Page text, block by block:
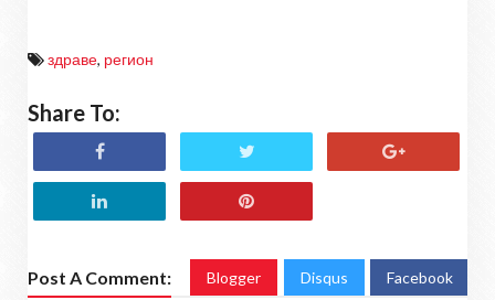
здраве, регион
Share To:
Post A Comment: Blogger Disqus Facebook